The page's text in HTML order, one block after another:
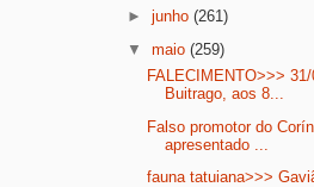
►junho(261)
▼maio(259)
FALECIMENTO>>>
Buitrago, aos 8...
Falso promotor do
apresentado ...
fauna tatuiana>>>